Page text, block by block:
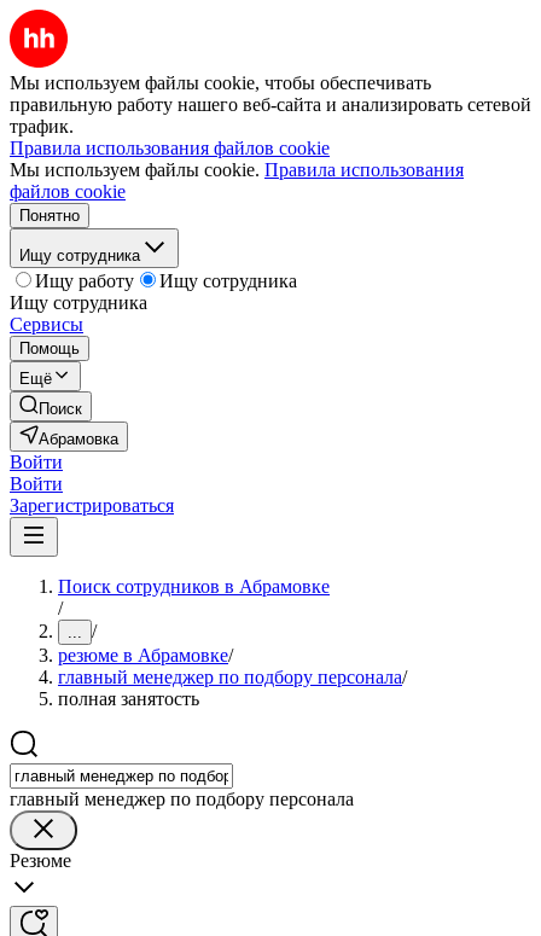
Мы используем файлы cookie, чтобы обеспечивать
правильную работу нашего веб-сайта и анализировать сетевой
трафик.
Правила использования файлов cookie
Мы используем файлы cookie. Правила использования
файлов cookie
Понятно
Ищу сотрудника
Ищу работу
Ищу сотрудника
Ищу сотрудника
Сервисы
Помощь
Ещё
Поиск
Абрамовка
Войти
Войти
Зарегистрироваться
Поиск сотрудников в Абрамовке
/
... /
резюме в Абрамовке/
главный менеджер по подбору персонала/
полная занятость
главный менеджер по подбору персонала
Резюме